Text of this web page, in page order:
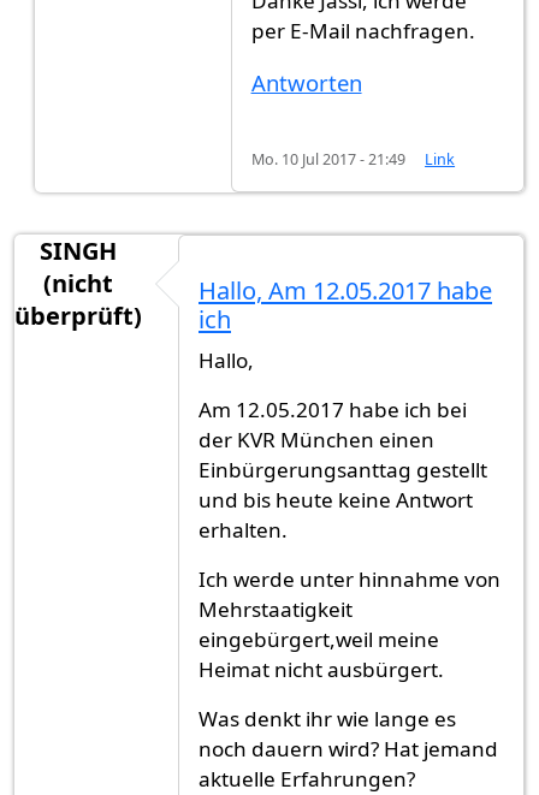
per E-Mail nachfragen.
Antworten
Mo. 10 Jul 2017 - 21:49 Link
SINGH
(nicht
überprüft)
Hallo, Am 12.05.2017 habe
ich
Hallo,
Am 12.05.2017 habe ich bei
der KVR München einen
Einbürgerungsanttag gestellt
und bis heute keine Antwort
erhalten.
Ich werde unter hinnahme von
Mehrstaatigkeit
eingebürgert,weil meine
Heimat nicht ausbürgert.
Was denkt ihr wie lange es
noch dauern wird? Hat jemand
aktuelle Erfahrungen?